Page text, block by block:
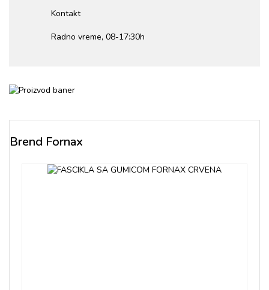
Kontakt
Radno vreme, 08-17:30h
Brend Fornax